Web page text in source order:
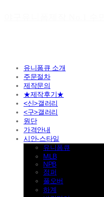
유니폼큐 소개
주문절차
제작문의
★제작후기★
<신>갤러리
<구>갤러리
원단
가격안내
시안-스타일
유니폼큐
MLB
NPB
점퍼
풀오버
하계